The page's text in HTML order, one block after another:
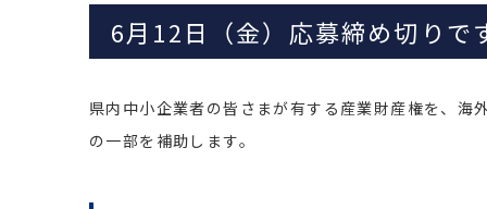
6月12日（金）応募締め切りで
県内中小企業者の皆さまが有する産業財産権を、海
の一部を補助します。